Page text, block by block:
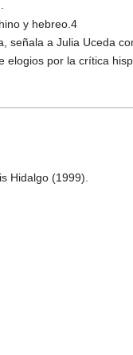
y hebreo.4
a Julia Uceda
elogios por la crítica
Hidalgo (1999).